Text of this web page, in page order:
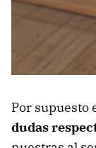
Por supuesto
dudas